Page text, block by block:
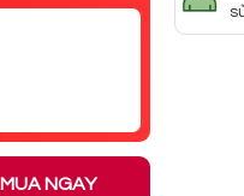
MUA NGAY